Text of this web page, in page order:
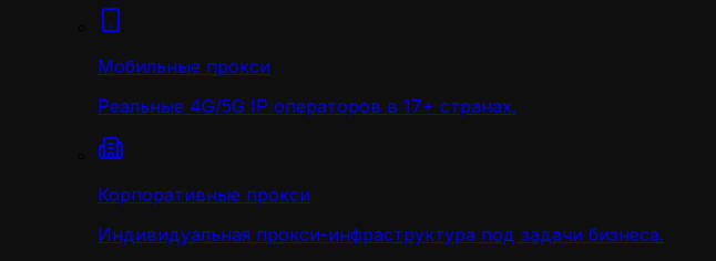
Мобильные прокси
Реальные 4G/5G IP операторов в 17+ странах.
Корпоративные прокси
Индивидуальная прокси-инфраструктура под задачи бизнеса.